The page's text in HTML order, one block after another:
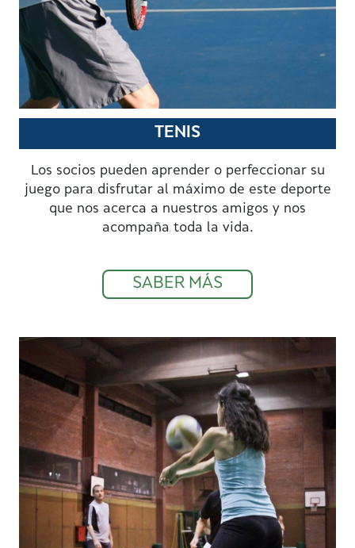
TENIS
Los socios pueden aprender o perfeccionar su
juego para disfrutar al máximo de este deporte
que nos acerca a nuestros amigos y nos
acompaña toda la vida.
SABER MÁS